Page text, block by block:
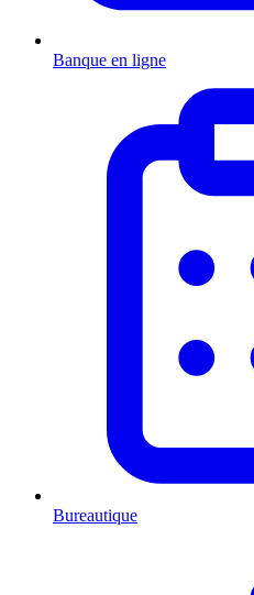
Banque en ligne
Bureautique